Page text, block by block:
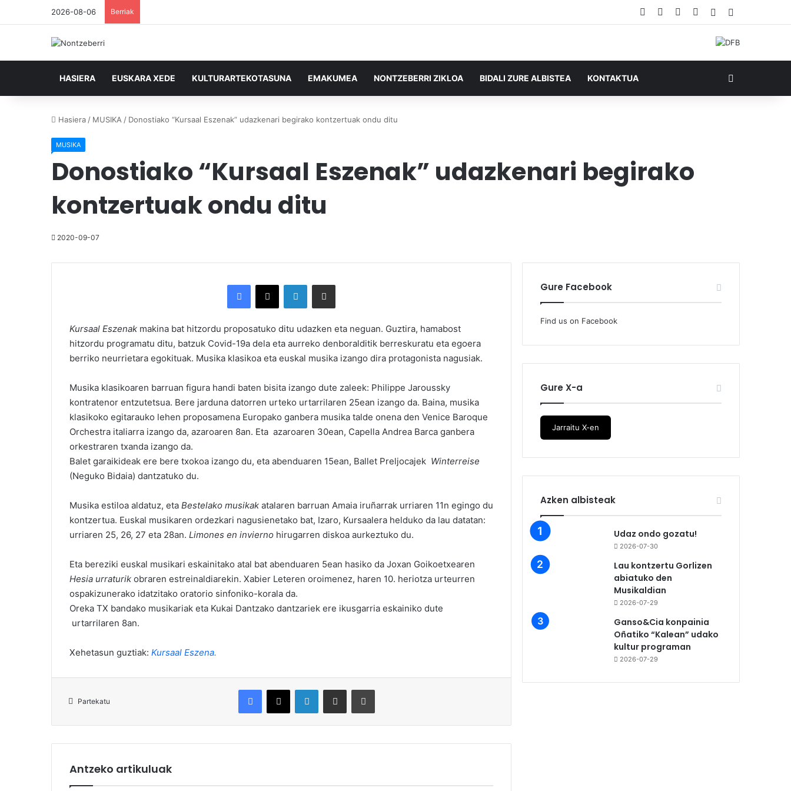
2026-08-06 Berriak Facebook YouTube
RSS Ausazko
HASIERA EUSKARA XEDE KULTURARTEKOTASUNA EMAKUMEA NONTZEBERRI ZIKLOA BIDALI ZURE ALBISTEA KONTAKTUA
Hasiera / MUSIKA / Donostiako “Kursaal Eszenak” udazkenari begirako kontzertuak ondu ditu
MUSIKA
Donostiako “Kursaal Eszenak” udazkenari begirako
kontzertuak ondu ditu
2020-09-07
Kursaal Eszenak makina bat hitzordu proposatuko ditu udazken eta neguan. Guztira, hamabost
hitzordu programatu ditu, batzuk Covid-19a dela eta aurreko denboralditik berreskuratu eta egoera
berriko neurrietara egokituak. Musika klasikoa eta euskal musika izango dira protagonista nagusiak.
Musika klasikoaren barruan figura handi baten bisita izango dute zaleek: Philippe Jaroussky
kontratenor entzutetsua. Bere jarduna datorren urteko urtarrilaren 25ean izango da. Baina, musika
klasikoko egitarauko lehen proposamena Europako ganbera musika talde onena den Venice Baroque
Orchestra italiarra izango da, azaroaren 8an. Eta azaroaren 30ean, Capella Andrea Barca ganbera
orkestraren txanda izango da.
Balet garaikideak ere bere txokoa izango du, eta abenduaren 15ean, Ballet Preljocajek Winterreise
(Neguko Bidaia) dantzatuko du.
Musika estiloa aldatuz, eta Bestelako musikak atalaren barruan Amaia iruñarrak urriaren 11n egingo du
kontzertua. Euskal musikaren ordezkari nagusienetako bat, Izaro, Kursaalera helduko da lau datatan:
urriaren 25, 26, 27 eta 28an. Limones en invierno hirugarren diskoa aurkeztuko du.
Eta bereziki euskal musikari eskainitako atal bat abenduaren 5ean hasiko da Joxan Goikoetxearen
Hesia urraturik obraren estreinaldiarekin. Xabier Leteren oroimenez, haren 10. heriotza urteurren
ospakizunerako idatzitako oratorio sinfoniko-korala da.
Oreka TX bandako musikariak eta Kukai Dantzako dantzariek ere ikusgarria eskainiko dute
urtarrilaren 8an.
Xehetasun guztiak: Kursaal Eszena.
Partekatu
Antzeko artikuluak
Gure Facebook
Find us on Facebook
Gure X-a
Jarraitu X-en
Azken albisteak
Udaz ondo gozatu!
2026-07-30
Lau kontzertu Gorlizen
abiatuko den
Musikaldian
2026-07-29
Ganso&Cia konpainia
Oñatiko “Kalean” udako
kultur programan
2026-07-29